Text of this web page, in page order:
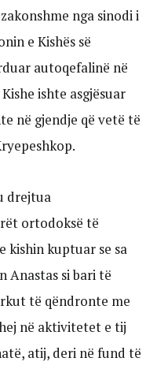
nga sinodi i
e Kishës së
autoqefalinë në
ishte asgjësuar
në gjendje që vetë të
drejtua
ortodoksë të
kishin kuptuar se sa
Anastas si bari të
të qëndronte me
në aktivitetet e tij
atij, deri në fund të